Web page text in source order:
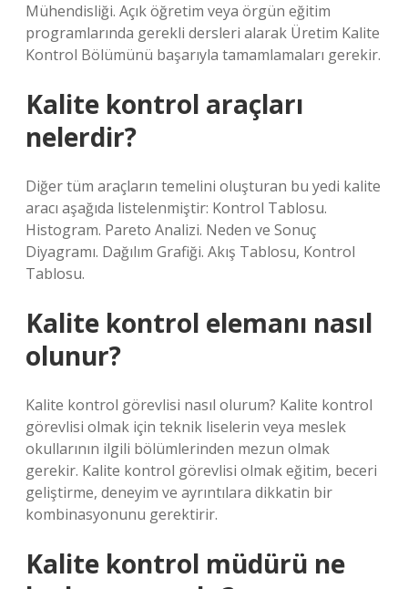
Mühendisliği. Açık öğretim veya örgün eğitim
programlarında gerekli dersleri alarak Üretim Kalite
Kontrol Bölümünü başarıyla tamamlamaları gerekir.
Kalite kontrol araçları
nelerdir?
Diğer tüm araçların temelini oluşturan bu yedi kalite
aracı aşağıda listelenmiştir: Kontrol Tablosu.
Histogram. Pareto Analizi. Neden ve Sonuç
Diyagramı. Dağılım Grafiği. Akış Tablosu, Kontrol
Tablosu.
Kalite kontrol elemanı nasıl
olunur?
Kalite kontrol görevlisi nasıl olurum? Kalite kontrol
görevlisi olmak için teknik liselerin veya meslek
okullarının ilgili bölümlerinden mezun olmak
gerekir. Kalite kontrol görevlisi olmak eğitim, beceri
geliştirme, deneyim ve ayrıntılara dikkatin bir
kombinasyonunu gerektirir.
Kalite kontrol müdürü ne